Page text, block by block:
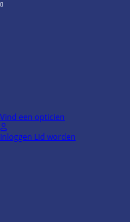
Ga
Vind een opticien
Inloggen Lid worden